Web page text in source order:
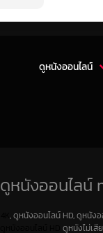
ดูหนังออนไลน์
ดูหนังออนไลน์
, ดูหนังออนไลน์ HD, ดูหนัง
ดูหนังไม่เสี